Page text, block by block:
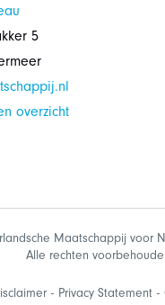
5
overzicht
Maatschappij voor
Alle rechten
Privacy Statement